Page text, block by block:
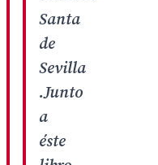
Santa
de
Sevilla
.Junto
a
éste